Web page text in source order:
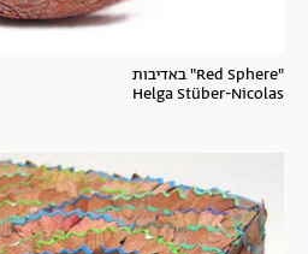
"Red Sphere" באדיבות
Helga Stüber-Nicolas